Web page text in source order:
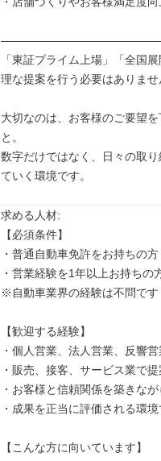
「東証プライム上場」「全国
理な提案を行う必要はありませ
大切なのは、お客様のご要望
と。
数字だけではなく、日々の取
ていく環境です。
求める人材:
【必須条件】
・普通自動車免許をお持ちの方
・営業経験を1年以上お持ちの
※自動車業界の経験は不問です
【歓迎する経験】
・個人営業、法人営業、反響
・販売、接客、サービス業で
・お客様と信頼関係を築きな
・成果を正当に評価される環
【こんな方に向いています】